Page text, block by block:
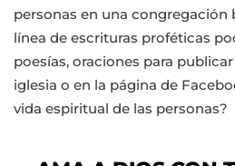
personas en una congregación
línea de escrituras proféticas
poesías, oraciones para
iglesia o en la página de
vida espiritual de las personas?